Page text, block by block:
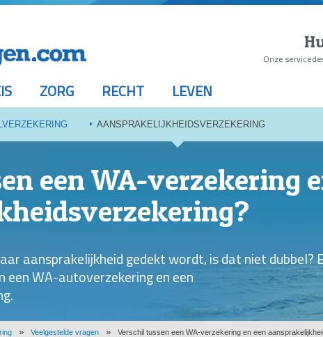
Onze
ZORG RECHT LEVEN
AANSPRAKELIJKHEIDSVERZEKERING
een WA-verzekering
aansprakelijkheid gedekt wordt, is dat niet dubbel?
WA-autoverzekering en een
Veelgestelde vragen Verschil tussen een WA-verzekering en een